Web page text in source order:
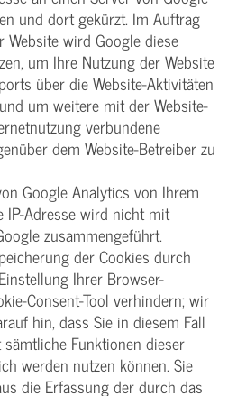
und dort gekürzt. Im Auftrag
Website wird Google diese
um Ihre Nutzung der Website
über die Website-Aktivitäten
um weitere mit der Website-
verbundene
dem Website-Betreiber zu
Google Analytics von Ihrem
IP-Adresse wird nicht mit
zusammengeführt.
der Cookies durch
Ihrer Browser-
Consent-Tool verhindern; wir
hin, dass Sie in diesem Fall
Funktionen dieser
werden nutzen können. Sie
die Erfassung der durch das